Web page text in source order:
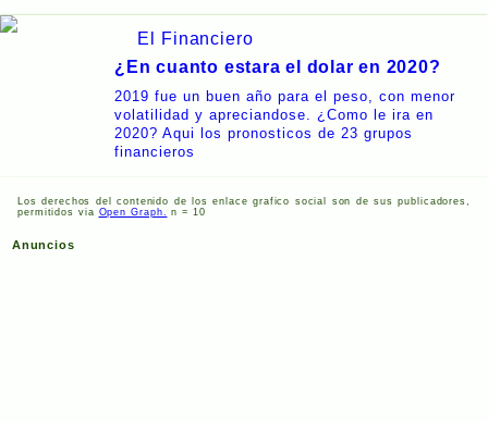
El Financiero
¿En cuanto estara el dolar en 2020?
2019 fue un buen año para el peso, con menor
volatilidad y apreciandose. ¿Como le ira en
2020? Aqui los pronosticos de 23 grupos
financieros
Los derechos del contenido de los enlace grafico social son de sus publicadores,
permitidos via Open Graph. n = 10
Anuncios